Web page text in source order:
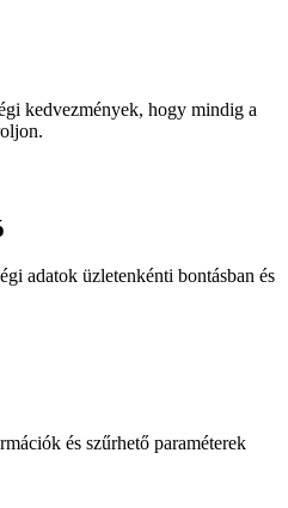
kedvezmények, hogy mindig a
adatok üzletenkénti bontásban és
és szűrhető paraméterek